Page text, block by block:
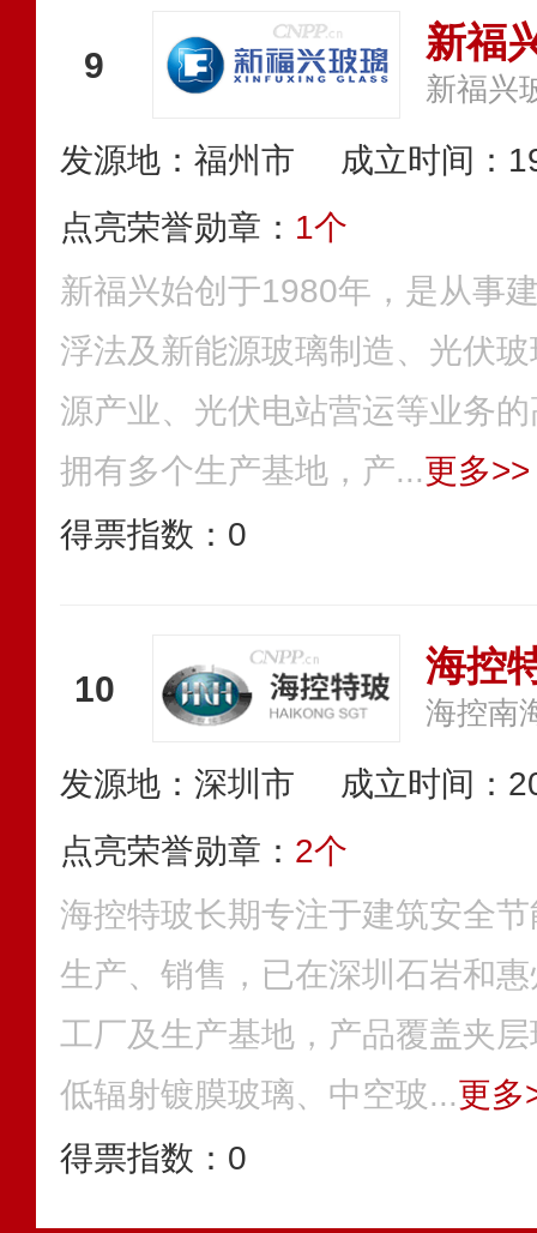
9 新福
新福兴
发源地：福州市
成立时间：
点亮荣誉勋章： 1个
新福兴始创于1980年，是从事
浮法及新能源玻璃制造、光伏
源产业、光伏电站营运等业务
拥有多个生产基地，产...更多>>
得票指数： 0
10 海控
海控南
发源地：深圳市
成立时间：
点亮荣誉勋章： 2个
海控特玻长期专注于建筑安全
生产、销售，已在深圳石岩和
工厂及生产基地，产品覆盖夹
低辐射镀膜玻璃、中空玻...更多
得票指数： 0